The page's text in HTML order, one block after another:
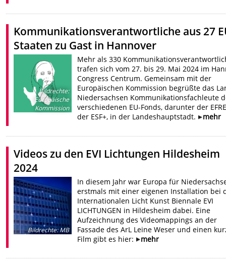
Kommunikationsverantwortliche aus 27
Staaten zu Gast in Hannover
Bildrechte:
Europäische
Kommission
Mehr als 330
trafen sich vom 27. bis 29. Mai 2024 im
Congress Centrum. Gemeinsam mit der
Europäischen Kommission begrüßte das
Niedersachsen Kommunikationsfachleute
verschiedenen EU-Fonds, darunter der
der ESF+, in der Landeshauptstadt.
mehr
Videos zu den EVI Lichtungen Hildesheim
2024
Bildrechte:MB
In diesem Jahr war Europa für
erstmals mit einer eigenen Installation bei
Internationalen Licht Kunst Biennale EVI
LICHTUNGEN in Hildesheim dabei. Eine
Aufzeichnung des Videomappings an der
Fassade des ArL Leine Weser und einen
Film gibt es hier:
mehr